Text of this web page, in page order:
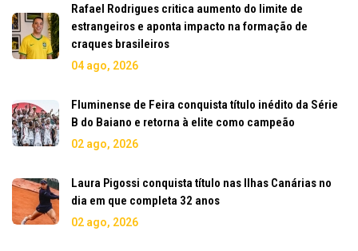
Rafael Rodrigues critica aumento do limite de
estrangeiros e aponta impacto na formação de
craques brasileiros
04 ago, 2026
Fluminense de Feira conquista título inédito da Série
B do Baiano e retorna à elite como campeão
02 ago, 2026
Laura Pigossi conquista título nas Ilhas Canárias no
dia em que completa 32 anos
02 ago, 2026